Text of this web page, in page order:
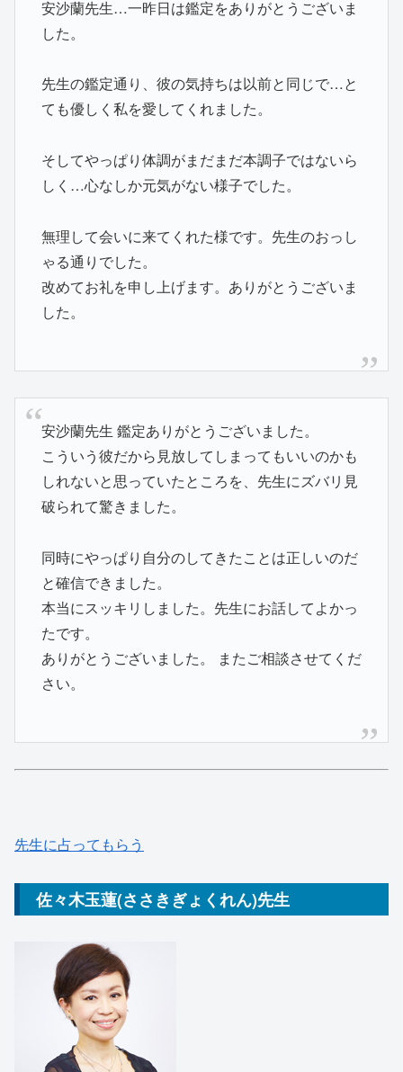
安沙蘭先生…一昨日は鑑定をありがとうございま
した。
先生の鑑定通り、彼の気持ちは以前と同じで…と
ても優しく私を愛してくれました。
そしてやっぱり体調がまだまだ本調子ではないら
しく…心なしか元気がない様子でした。
無理して会いに来てくれた様です。先生のおっし
ゃる通りでした。
改めてお礼を申し上げます。ありがとうございま
した。
安沙蘭先生 鑑定ありがとうございました。
こういう彼だから見放してしまってもいいのかも
しれないと思っていたところを、先生にズバリ見
破られて驚きました。
同時にやっぱり自分のしてきたことは正しいのだ
と確信できました。
本当にスッキリしました。先生にお話してよかっ
たです。
ありがとうございました。 またご相談させてくだ
さい。
先生に占ってもらう
佐々木玉蓮(ささきぎょくれん)先生